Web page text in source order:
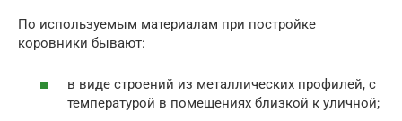
По используемым материалам при постройке
коровники бывают:
в виде строений из металлических профилей, с
температурой в помещениях близкой к уличной;